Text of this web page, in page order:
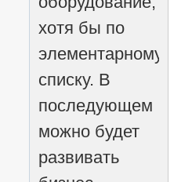
хотя бы по
элементарному
списку. В
последующем
можно будет
развивать